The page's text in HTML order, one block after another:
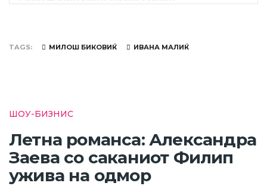
TAGS МИЛОШ БИКОВИЌ ИВАНА МАЛИЌ
ШОУ-БИЗНИС
Летна романса: Александра
Заева со саканиот Филип
ужива на одмор